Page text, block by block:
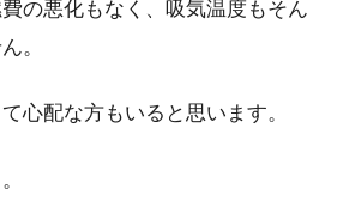
の悪化もなく、吸気温度もそん
。
心配な方もいると思います。